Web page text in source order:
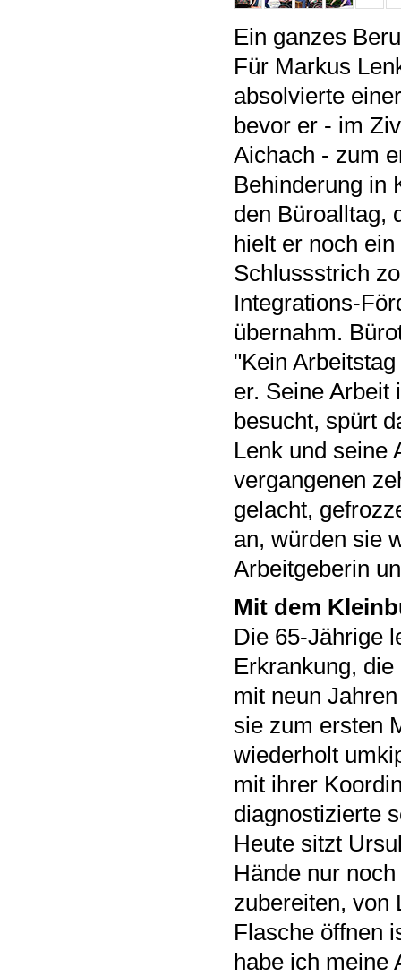
Ein ganzes
Für Markus
absolvierte
bevor er - im
Aichach - zum
Behinderung in
den Büroalltag,
hielt er noch
Schlussstrich
Integrations-
übernahm.
"Kein
er. Seine Arbeit
besucht, spürt
Lenk und seine
vergangenen
gelacht,
an, würden sie
Arbeitgeberin
Mit dem
Die 65-Jährige
Erkrankung,
mit neun
sie zum ersten
wiederholt
mit ihrer
diagnostizierte
Heute sitzt
Hände nur
zubereiten, von
Flasche öffnen
habe ich meine